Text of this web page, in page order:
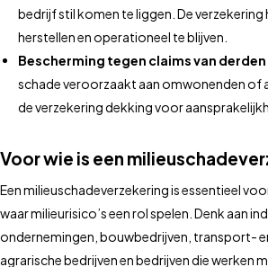
bedrijf stil komen te liggen. De verzekering
herstellen en operationeel te blijven.
Bescherming tegen claims van
schade veroorzaakt aan omwonenden of
de verzekering dekking voor
Voor wie is een
Een milieuschadeverzekering is essentieel
waar milieurisico’s een rol spelen. Denk aan
ondernemingen, bouwbedrijven, transport-
agrarische bedrijven en bedrijven die werken